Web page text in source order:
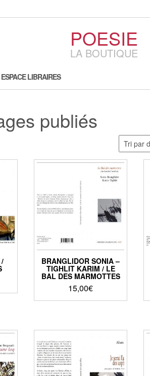
POESIE
LA BOUTIQUE
ESPACE LIBRAIRES
publiés
BRANGLIDOR SONIA –
TIGHLIT KARIM / LE
BAL DES MARMOTTES
15,00€